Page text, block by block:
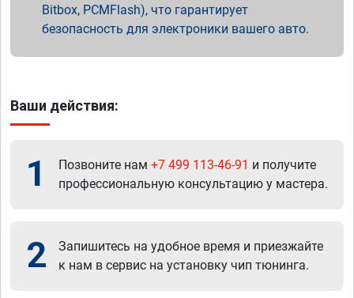
Bitbox, PCMFlash), что гарантирует
безопасность для электроники вашего авто.
Ваши действия:
1 Позвоните нам +7 499 113-46-91 и получите
профессиональную консультацию у мастера.
2
Запишитесь на удобное время и приезжайте
к нам в сервис на установку чип тюнинга.